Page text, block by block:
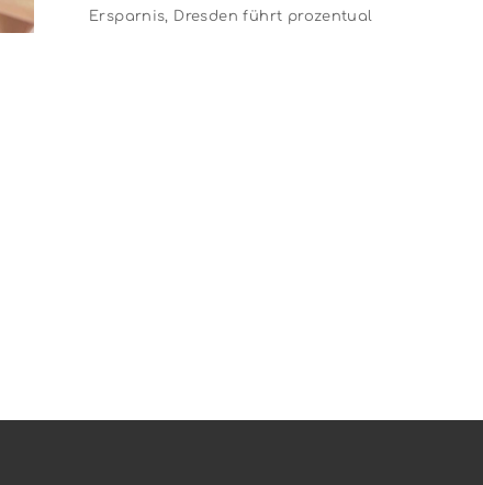
UMLAND
Ersparnis, Dresden führt prozentual